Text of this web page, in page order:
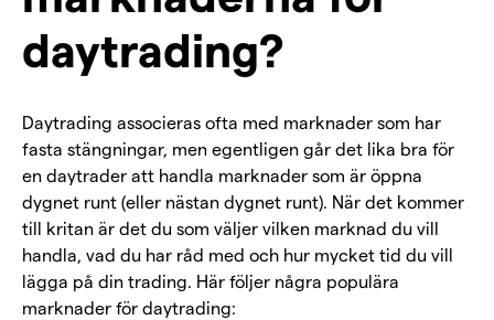
daytrading?
Daytrading associeras ofta med marknader som har
fasta stängningar, men egentligen går det lika bra för
en daytrader att handla marknader som är öppna
dygnet runt (eller nästan dygnet runt). När det kommer
till kritan är det du som väljer vilken marknad du vill
handla, vad du har råd med och hur mycket tid du vill
lägga på din trading. Här följer några populära
marknader för daytrading: